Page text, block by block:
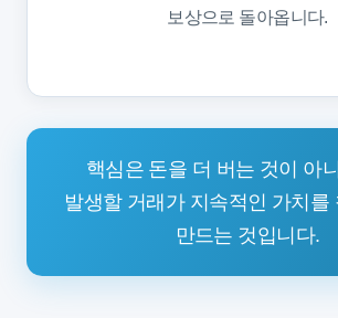
보상으로 돌아옵니다.
핵심은 돈을 더 버는 것이 아
발생할 거래가 지속적인 가치를
만드는 것입니다.